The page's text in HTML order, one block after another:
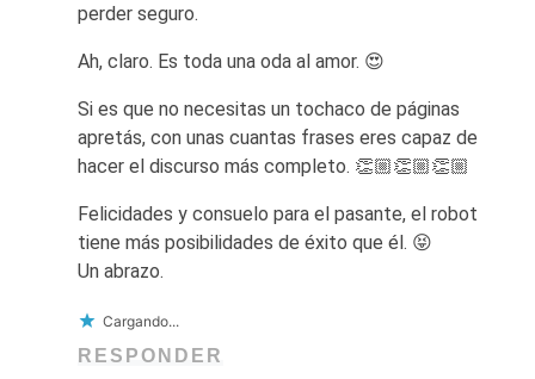
perder seguro.
Ah, claro. Es toda una oda al amor. 😍
Si es que no necesitas un tochaco de páginas
apretás, con unas cuantas frases eres capaz de
hacer el discurso más completo. 👏🏼👏🏼👏🏼
Felicidades y consuelo para el pasante, el robot
tiene más posibilidades de éxito que él. 😝
Un abrazo.
Cargando...
RESPONDER